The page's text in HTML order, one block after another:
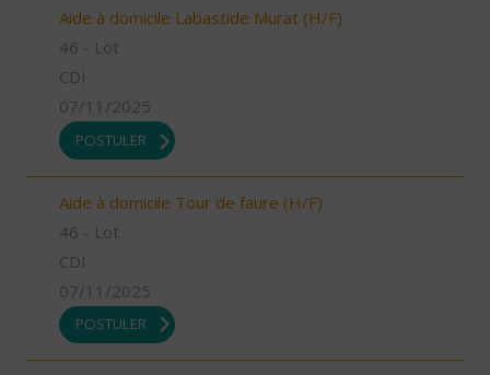
Aide à domicile Labastide Murat (H/F)
46 - Lot
CDI
07/11/2025
POSTULER
Aide à domicile Tour de faure (H/F)
46 - Lot
CDI
07/11/2025
POSTULER